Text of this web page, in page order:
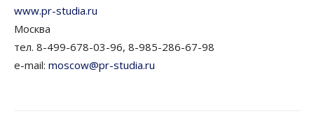
www.pr-studia.ru
Москва
тел. 8-499-678-03-96, 8-985-286-67-98
e-mail: moscow@pr-studia.ru